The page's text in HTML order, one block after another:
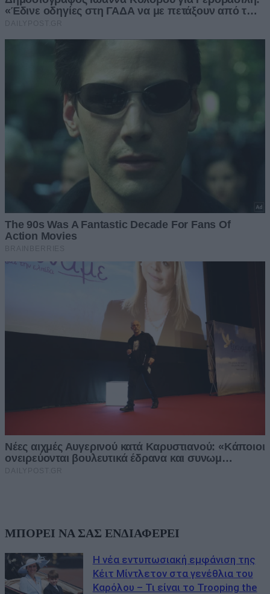
ΜΠΟΡΕΙ ΝΑ ΣΑΣ ΕΝΔΙΑΦΕΡΕΙ
Η νέα εντυπωσιακή εμφάνιση της
Κέιτ Μίντλετον στα γενέθλια του
Καρόλου – Τι είναι το Trooping the